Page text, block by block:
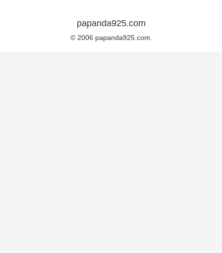
papanda925.com
© 2006 papanda925.com.